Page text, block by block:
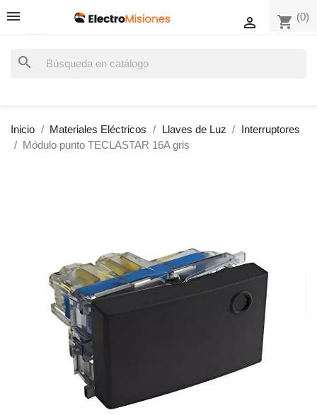
shopping_cart (0)

search
Inicio Materiales Eléctricos Llaves de Luz
Interruptores
Módulo punto TECLASTAR 16A gris